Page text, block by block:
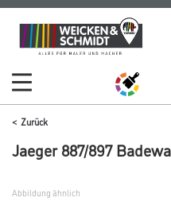
Zum
Inhalt
Zum
Navigationsmenü
Zurück
Jaeger 887/897
Abbildung ähnlich